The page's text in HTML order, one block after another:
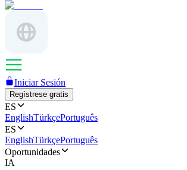
Iniciar Sesión
Regístrese gratis
ES
EnglishTürkçePortuguês
ES
EnglishTürkçePortuguês
Oportunidades
IA